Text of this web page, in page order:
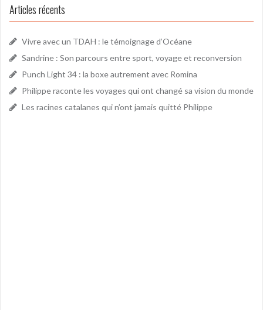
Articles récents
Vivre avec un TDAH : le témoignage d’Océane
Sandrine : Son parcours entre sport, voyage et reconversion
Punch Light 34 : la boxe autrement avec Romina
Philippe raconte les voyages qui ont changé sa vision du monde
Les racines catalanes qui n’ont jamais quitté Philippe